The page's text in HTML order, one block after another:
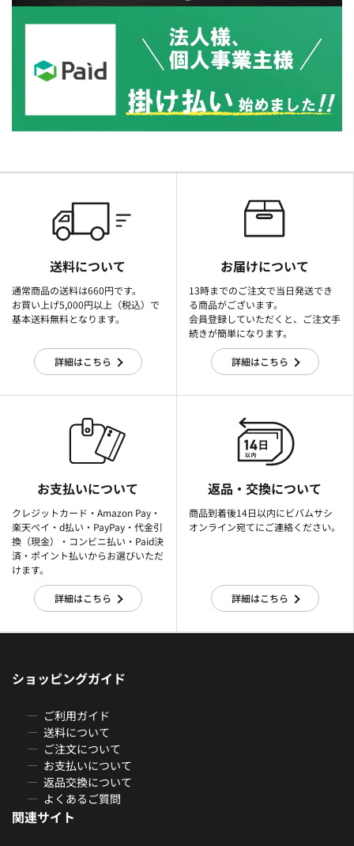
送料について
通常商品の送料は660円です。
お買い上げ5,000円以上（税込）で
基本送料無料となります。
詳細はこちら
お届けについて
13時までのご注文で当日発送でき
る商品がございます。
会員登録していただくと、ご注文手
続きが簡単になります。
詳細はこちら
お支払いについて
クレジットカード・Amazon Pay・
楽天ぺイ・d払い・PayPay・代金引
換（現金）・コンビニ払い・Paid決
済・ポイント払いからお選びいただ
けます。
詳細はこちら
返品・交換について
商品到着後14日以内にビバムサシ
オンライン宛てにご連絡ください。
詳細はこちら
ショッピングガイド
ご利用ガイド
送料について
ご注文について
お支払いについて
返品交換について
よくあるご質問
関連サイト